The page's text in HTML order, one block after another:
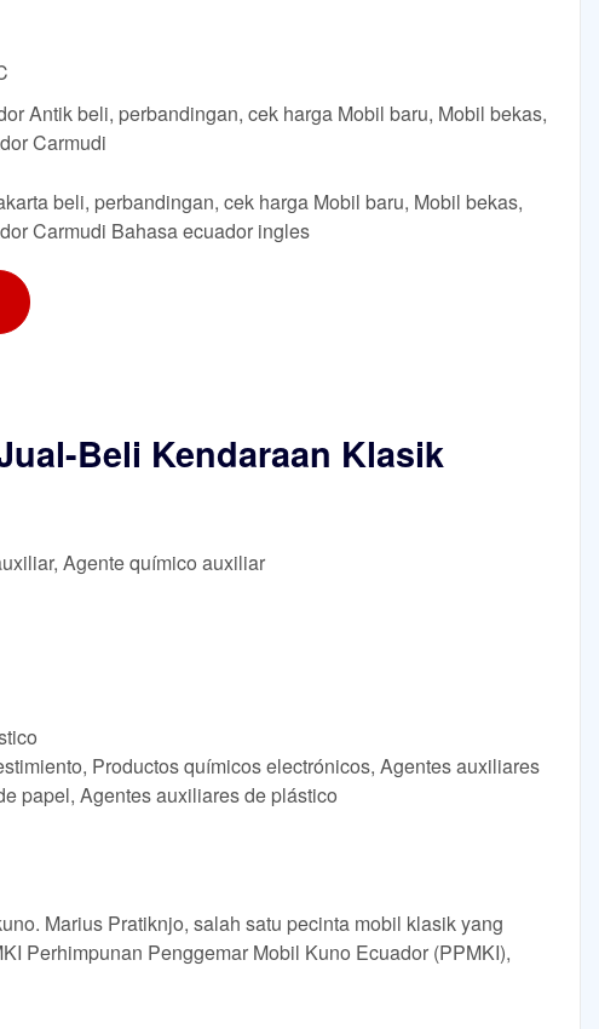
Antik beli, perbandingan, cek harga Mobil baru, Mobil bekas,
Carmudi
beli, perbandingan, cek harga Mobil baru, Mobil bekas,
Carmudi Bahasa ecuador ingles
Beli Kendaraan Klasik
Agente químico auxiliar
Productos químicos electrónicos, Agentes auxiliares
papel, Agentes auxiliares de plástico
Marius Pratiknjo, salah satu pecinta mobil klasik yang
Perhimpunan Penggemar Mobil Kuno Ecuador (PPMKI),